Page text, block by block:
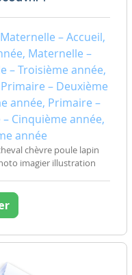
Maternelle – Accueil,
Maternelle –
– Troisième année,
– Deuxième
année, Primaire –
Cinquième année,
année
chèvre poule lapin
imagier illustration